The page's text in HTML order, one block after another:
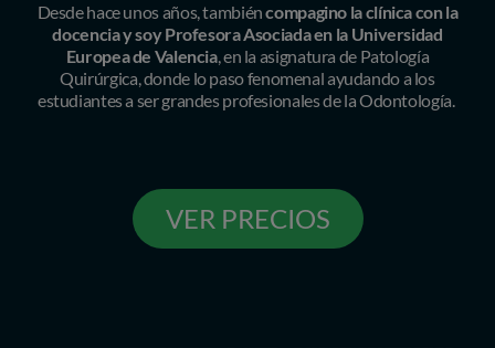
Desde hace unos años, tambiéncompagino la clínica con la
docencia y soy Profesora Asociada en la Universidad
Europea de Valencia, en la asignatura de Patología
Quirúrgica, donde lo paso fenomenal ayudando a los
estudiantes a ser grandes profesionales de la Odontología.
VER PRECIOS